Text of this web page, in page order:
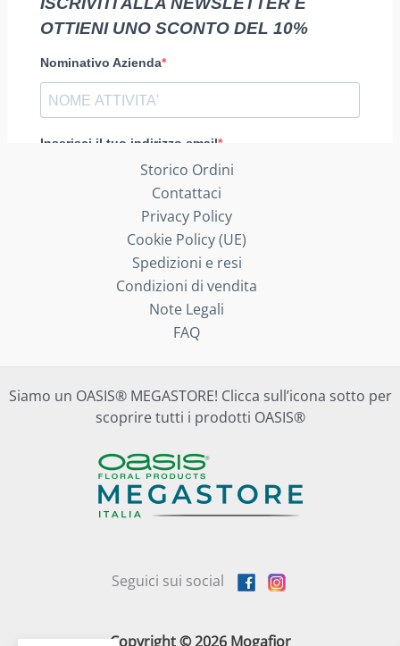
Storico Ordini
Contattaci
Privacy Policy
Cookie Policy (UE)
Spedizioni e resi
Condizioni di vendita
Note Legali
FAQ
Siamo un OASIS® MEGASTORE! Clicca sull’icona sotto per
scoprire tutti i prodotti OASIS®
Seguici sui social
Copyright © 2026 Mogafior